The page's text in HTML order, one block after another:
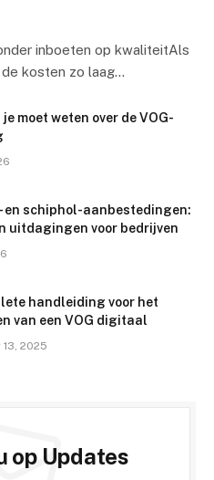
inboeten op kwaliteitAls
kosten zo laag…
moet weten over de VOG-
en schiphol-aanbestedingen:
uitdagingen voor bedrijven
handleiding voor het
van een VOG digitaal
2025
op Updates